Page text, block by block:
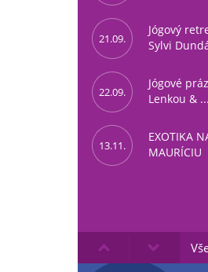
21.09.
Jógový
Sylvi
22.09.
Jógové
Lenkou & ...
13.11.
EXOTIKA
MAURÍCIU